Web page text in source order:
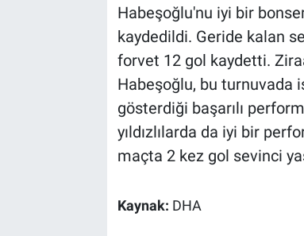
Habeşoğlu'nu iyi bir
kaydedildi. Geride kalan
forvet 12 gol kaydetti.
Habeşoğlu, bu turnuvada
gösterdiği başarılı
yıldızlılarda da iyi bir
maçta 2 kez gol sevinci
Kaynak: DHA